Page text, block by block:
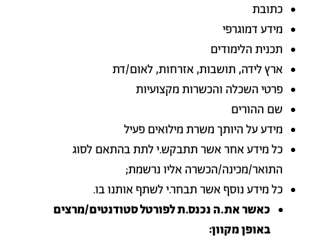
כתובת
מידע דמוגרפי
תכנית הלימודים
ארץ לידה, תושבות, אזרחות, לאום/דת
פרטי השכלה והכשרות מקצועיות
שם ההורים
מידע על היותך משרת מילואים פעיל
כל מידע אחר אשר תתבקש.י לתת בהתאם לסוג
התואר/מכינה/הכשרה אליו נרשמת;
כל מידע נוסף אשר תבחר.י לשתף אותנו בו.
כאשר את.ה נכנס.ת לפורטל סטודנטים/מרצים
באופן מקוון: